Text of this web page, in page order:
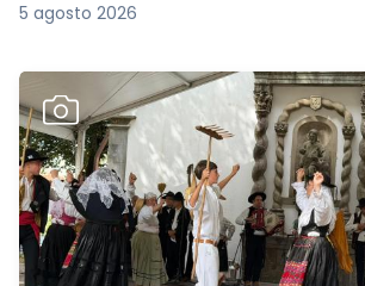
5 agosto 2026